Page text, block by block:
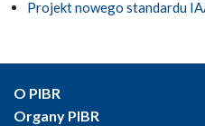
Projekt nowego standardu
O PIBR
Organy PIBR